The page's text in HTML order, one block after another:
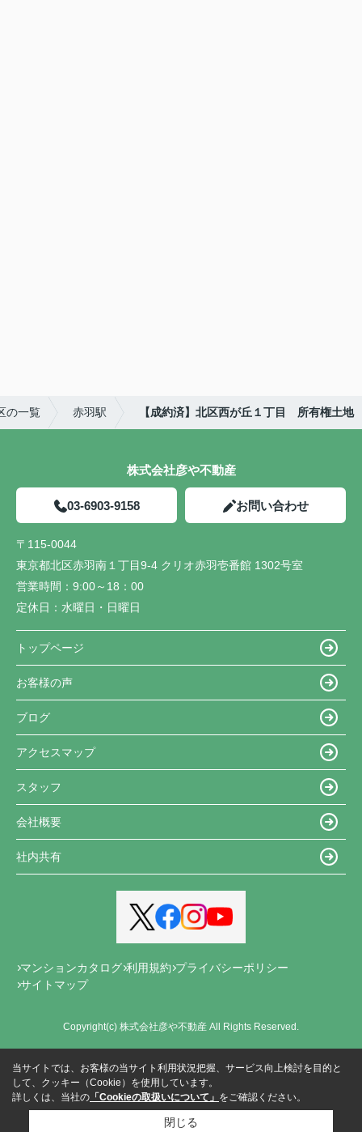
の一覧 赤羽駅 【成約済】北区西が丘１丁目 所有権土地
株式会社彦や不動産
03-6903-9158 お問い合わせ
〒115-0044
東京都北区赤羽南１丁目9-4 クリオ赤羽壱番館 1302号室
営業時間： 9:00～18：00
定休日： 水曜日・日曜日
トップページ
お客様の声
ブログ
アクセスマップ
スタッフ
会社概要
社内共有
マンションカタログ 利用規約 プライバシーポリシー
サイトマップ
Copyright(c) 株式会社彦や不動産 All Rights Reserved.
当サイトでは、お客様の当サイト利用状況把握、サービス向上検討を目的と
して、クッキー（Cookie）を使用しています。
詳しくは、当社の 「Cookieの取扱いについて」 をご確認ください。
閉じる